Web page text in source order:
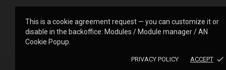
This is a cookie agreement request — you can customize it or
disable in the backoffice: Modules / Module manager / AN
Cookie Popup.
PRIVACY POLICY ACCEPT done